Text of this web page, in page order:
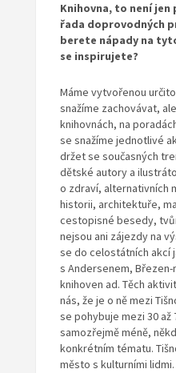
Knihovna, to není jen
řada doprovodných
berete nápady na
se inspirujete?
Máme vytvořenou
snažíme zachovávat,
knihovnách, na
se snažíme jednotlivé
držet se současných
dětské autory a
o zdraví, alternativních
historii, architektuře,
cestopisné besedy,
nejsou ani zájezdy na
se do celostátních akcí
s Andersenem,
knihoven ad. Těch
nás, že je o ně mezi
se pohybuje mezi 30 až
samozřejmě méně,
konkrétním tématu.
město s kulturními lidmi.